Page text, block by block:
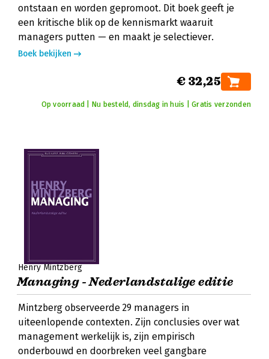
ontstaan en worden gepromoot. Dit boek geeft je
een kritische blik op de kennismarkt waaruit
managers putten — en maakt je selectiever.
Boek bekijken
€ 32,25
Op voorraad | Nu besteld, dinsdag in huis | Gratis verzonden
Henry Mintzberg
Managing - Nederlandstalige editie
Mintzberg observeerde 29 managers in
uiteenlopende contexten. Zijn conclusies over wat
management werkelijk is, zijn empirisch
onderbouwd en doorbreken veel gangbare